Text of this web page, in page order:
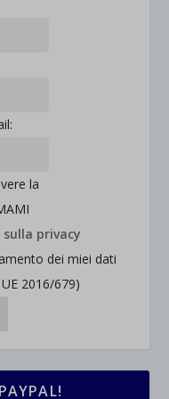
la
privacy
dei miei dati
2016/679)